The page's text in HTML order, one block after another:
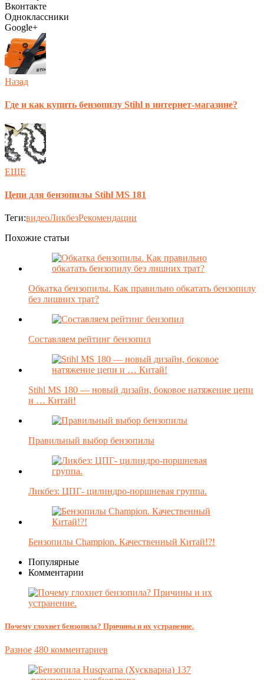
Вконтакте
Одноклассники
Google+
Назад
Где и как купить бензопилу Stihl в интернет-магазине?
ЕЩЕ
Цепи для бензопилы Stihl MS 181
Теги:видеоЛикбезРекомендации
Похожие статьи
Обкатка бензопилы. Как правильно обкатать бензопилу
без лишних трат?
Составляем рейтинг бензопил
Stihl MS 180 — новый дизайн, боковое натяжение цепи
и … Китай!
Правильный выбор бензопилы
Ликбез: ЦПГ- цилиндро-поршневая группа.
Бензопилы Champion. Качественный Китай!?!
Популярные
Комментарии
Почему глохнет бензопила? Причины и их устранение.
Разное 480 комментариев